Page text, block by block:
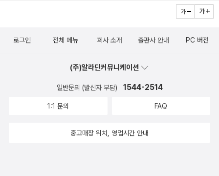
로그인 전체 메뉴 회사 소개 출판사 안내 PC 버전
(주)알라딘커뮤니케이션
일반문의 (발신자 부담) 1544-2514
1:1 문의 FAQ
중고매장 위치, 영업시간 안내